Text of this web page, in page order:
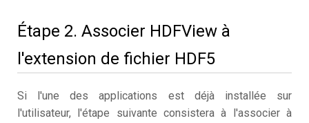
Étape 2. Associer HDFView à
l'extension de fichier HDF5
Si l'une des applications est déjà installée sur
l'utilisateur, l'étape suivante consistera à l'associer à